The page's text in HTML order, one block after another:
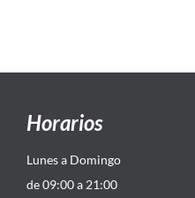
Horarios
Lunes a Domingo
de 09:00 a 21:00